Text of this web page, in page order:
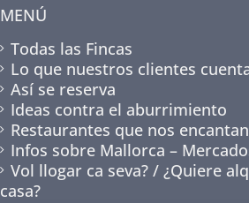
MENÚ
Todas las Fincas
Lo que nuestros clientes
Así se reserva
Ideas contra el aburrimiento
Restaurantes que nos encantan
Infos sobre Mallorca –
Vol llogar ca seva? / ¿Quiere
casa?